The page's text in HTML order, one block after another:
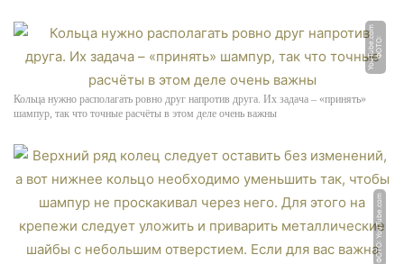
Ф
О
Т
О:
Y
o
u
T
u
b
e.
c
o
m
Кольца нужно располагать ровно друг напротив друга. Их задача – «принять»
шампур, так что точные расчёты в этом деле очень важны
ФОТО: YouTube.com